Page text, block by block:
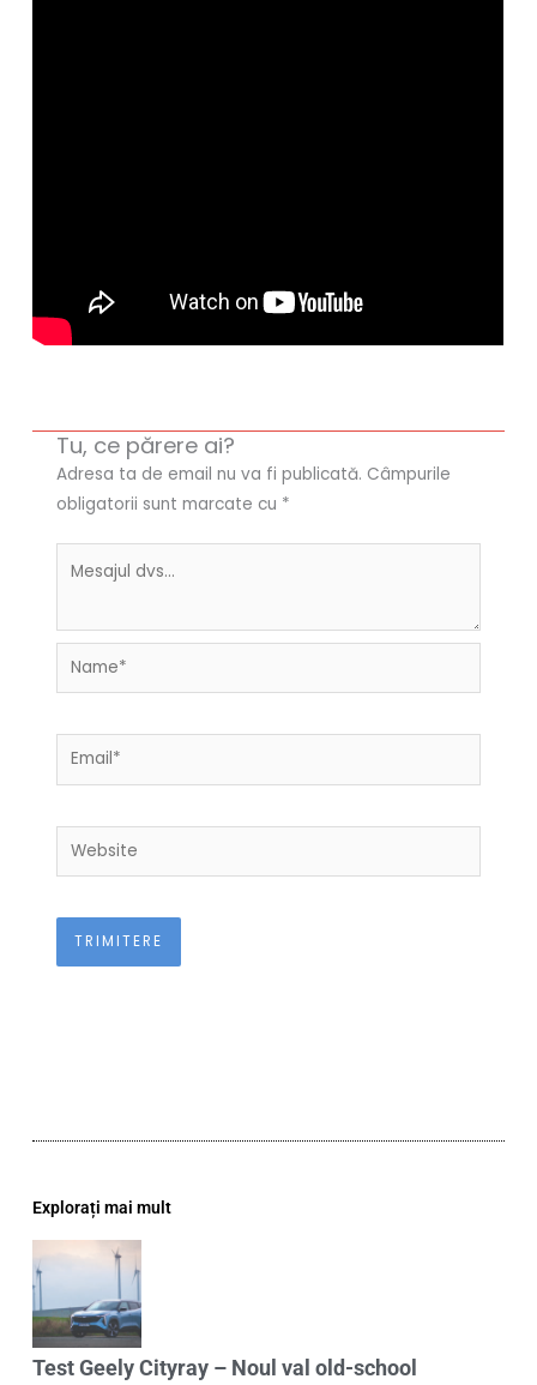
Tu, ce părere ai?
Adresa ta de email nu va fi publicată. Câmpurile
obligatorii sunt marcate cu *
Name*
Email*
Website
Explorați mai mult
Test Geely Cityray – Noul val old-school